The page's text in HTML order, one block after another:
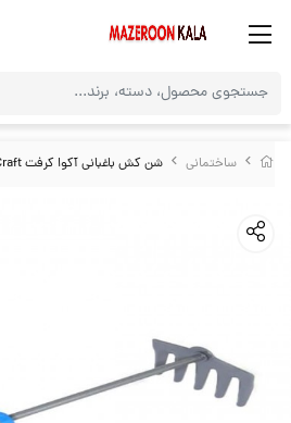
ساختمانی شن کش باغبانی آکوا کرفت Aqua Craft